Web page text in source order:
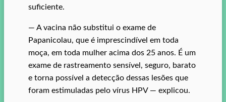
suficiente.
— A vacina não substitui o exame de
Papanicolau, que é imprescindível em toda
moça, em toda mulher acima dos 25 anos. É um
exame de rastreamento sensível, seguro, barato
e torna possível a detecção dessas lesões que
foram estimuladas pelo vírus HPV — explicou.